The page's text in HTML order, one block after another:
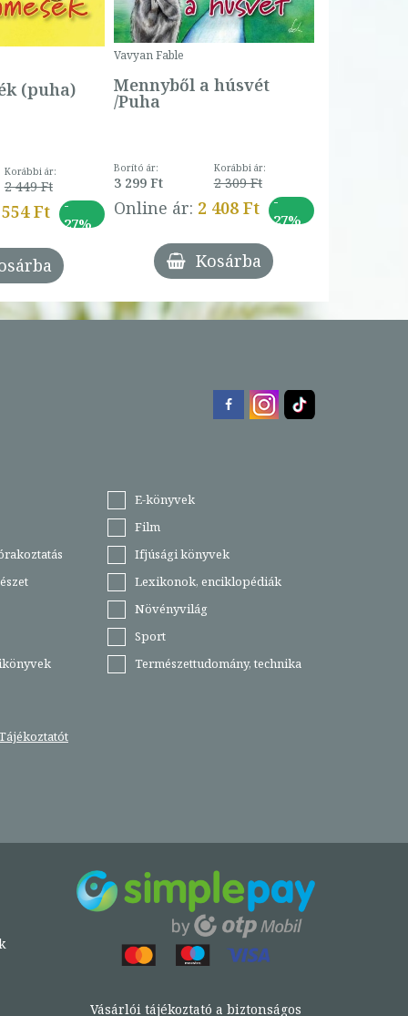
(puha)
Korábbi ár:
2 449 Ft
Ft
-
27%
Vavyan Fable
Mennyből a húsvét
/Puha
Borító ár:
3 299 Ft
Korábbi ár:
2 309 Ft
Online ár: 2 408 Ft
-
27%
Kosárba
E-könyvek
Film
Ifjúsági könyvek
Lexikonok, enciklopédiák
Növényvilág
Sport
Természettudomány, technika
Vásárlói tájékoztató a biztonságos